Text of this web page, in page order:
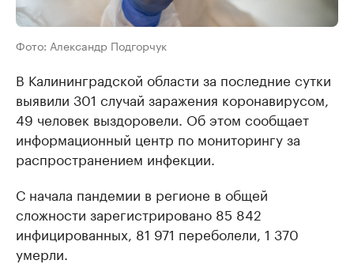
Фото: Александр Подгорчук
В Калининградской области за последние сутки
выявили 301 случай заражения коронавирусом,
49 человек выздоровели. Об этом сообщает
информационный центр по мониторингу за
распространением инфекции.
С начала пандемии в регионе в общей
сложности зарегистрировано 85 842
инфицированных, 81 971 переболели, 1 370
умерли.